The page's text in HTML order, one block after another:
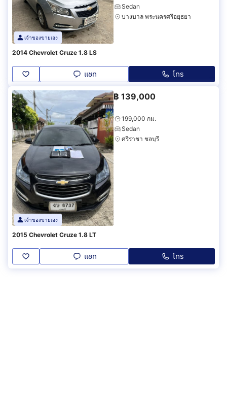
เจ้าของขายเอง
Sedan
บางบาล พระนครศรีอยุธยา
2014 Chevrolet Cruze 1.8 LS
แชท โทร
เจ้าของขายเอง
฿ 139,000
199,000 กม.
Sedan
ศรีราชา ชลบุรี
2015 Chevrolet Cruze 1.8 LT
แชท โทร